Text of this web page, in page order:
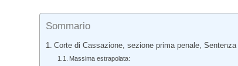
Sommario
Corte di Cassazione, sezione prima penale,
Massima estrapolata: